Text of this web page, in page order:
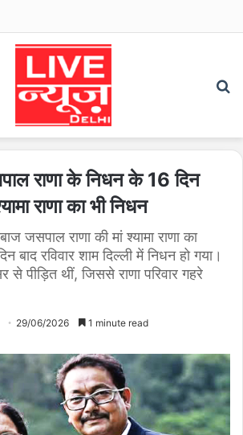
राणा के निधन के 16 दिन
राणा का भी निधन
जसपाल राणा की मां श्यामा राणा का
बाद रविवार शाम दिल्ली में निधन हो गया।
पीड़ित थीं, जिससे राणा परिवार गहरे
29/06/2026 1 minute read